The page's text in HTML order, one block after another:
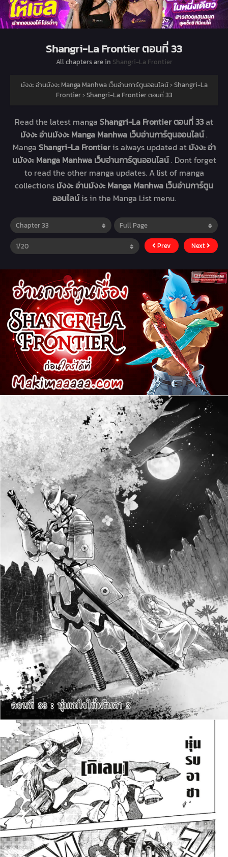
Shangri-La Frontier ตอนที่ 33
All chapters are in Shangri-La Frontier
มังงะ อ่านมังงะ Manga Manhwa เว็บอ่านการ์ตูนออนไลน์›Shangri-La
Frontier›Shangri-La Frontier ตอนที่ 33
Read the latest manga Shangri-La Frontier ตอนที่ 33at
มังงะ อ่านมังงะ Manga Manhwa เว็บอ่านการ์ตูนออนไลน์.
Manga Shangri-La Frontieris always updated at มังงะ อ่า
นมังงะ Manga Manhwa เว็บอ่านการ์ตูนออนไลน์. Dont forget
to read the other manga updates. A list of manga
collections มังงะ อ่านมังงะ Manga Manhwa เว็บอ่านการ์ตูน
ออนไลน์is in the Manga List menu.
Prev Next